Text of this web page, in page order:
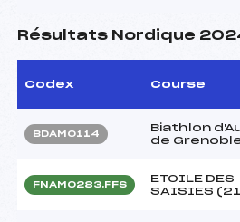
Résultats Nordique
Codex Course
BDAM0114
Biathlon
de
FNAM0283.FFS
ETOILE DES
SAISIES